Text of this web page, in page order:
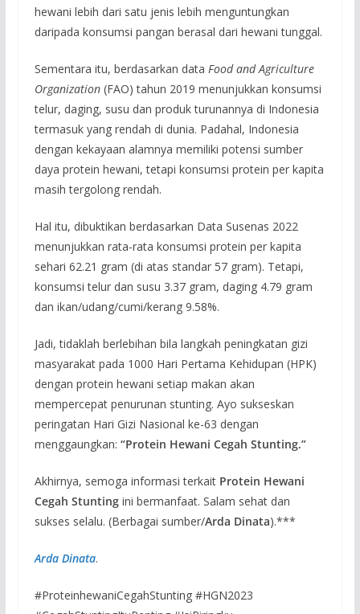
hewani lebih dari satu jenis lebih menguntungkan
daripada konsumsi pangan berasal dari hewani tunggal.
Sementara itu, berdasarkan data Food and Agriculture
Organization(FAO) tahun 2019 menunjukkan konsumsi
telur, daging, susu dan produk turunannya di Indonesia
termasuk yang rendah di dunia. Padahal, Indonesia
dengan kekayaan alamnya memiliki potensi sumber
daya protein hewani, tetapi konsumsi protein per kapita
masih tergolong rendah.
Hal itu, dibuktikan berdasarkan Data Susenas 2022
menunjukkan rata-rata konsumsi protein per kapita
sehari 62.21 gram (di atas standar 57 gram). Tetapi,
konsumsi telur dan susu 3.37 gram, daging 4.79 gram
dan ikan/udang/cumi/kerang 9.58%.
Jadi, tidaklah berlebihan bila langkah peningkatan gizi
masyarakat pada 1000 Hari Pertama Kehidupan (HPK)
dengan protein hewani setiap makan akan
mempercepat penurunan stunting. Ayo sukseskan
peringatan Hari Gizi Nasional ke-63 dengan
menggaungkan: “Protein Hewani Cegah Stunting.”
Akhirnya, semoga informasi terkait Protein Hewani
Cegah Stuntingini bermanfaat. Salam sehat dan
sukses selalu. (Berbagai sumber/Arda Dinata).***
Arda Dinata.
#ProteinhewaniCegahStunting #HGN2023